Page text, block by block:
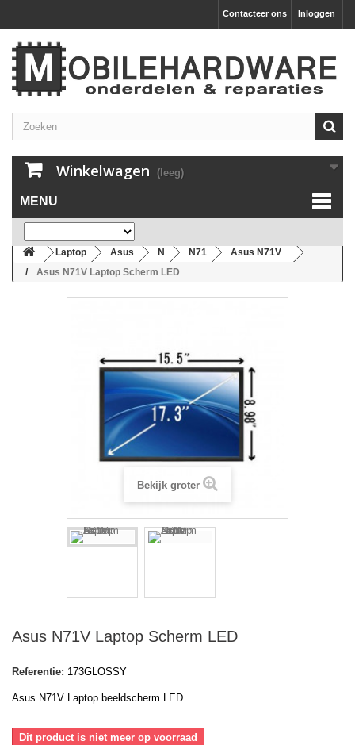
Inloggen
Contacteer ons
Winkelwagen (leeg)
MENU
Laptop Asus N N71
Asus N71V
Asus N71V Laptop Scherm LED
Bekijk groter
Asus N71V Laptop Scherm LED
Referentie: 173GLOSSY
Asus N71V Laptop beeldscherm LED
Dit product is niet meer op voorraad